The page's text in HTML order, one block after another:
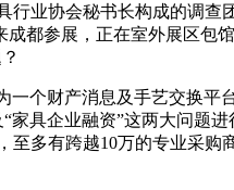
行业协会秘书长构成的调查
都参展，正在室外展区包
个财产消息及手艺交换平
具企业融资”这两大问题
多有跨越10万的专业采购